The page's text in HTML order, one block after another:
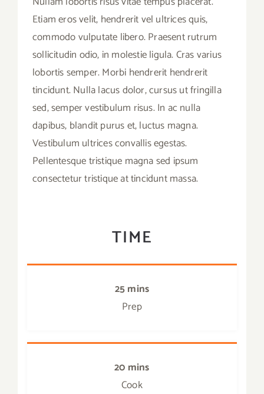
Etiam eros velit, hendrerit vel ultrices quis,
commodo vulputate libero. Praesent rutrum
sollicitudin odio, in molestie ligula. Cras varius
lobortis semper. Morbi hendrerit hendrerit
tincidunt. Nulla lacus dolor, cursus ut fringilla
sed, semper vestibulum risus. In ac nulla
dapibus, blandit purus et, luctus magna.
Vestibulum ultrices convallis egestas.
Pellentesque tristique magna sed ipsum
consectetur tristique at tincidunt massa.
TIME
25 mins
Prep
20 mins
Cook